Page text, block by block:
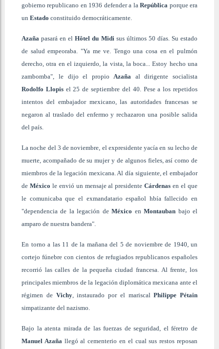
gobierno republicano en 1936 defender a laRepública porque era
un Estado constituido democráticamente.
Azaña pasará en elHôtel du Midi sus últimos 50 días. Su estado
de salud empeoraba. "Ya me ve. Tengo una cosa en el pulmón
derecho, otra en el izquierdo, la vista, la boca... Estoy hecho una
zambomba", le dijo el propio Azaña al dirigente socialista
Rodolfo Llopisel 25 de septiembre del 40. Pese a los repetidos
intentos del embajador mexicano, las autoridades francesas se
negaron al traslado del enfermo y rechazaron una posible salida
del país.
La noche del 3 de noviembre, el expresidente yacía en su lecho de
muerte, acompañado de su mujer y de algunos fieles, así como de
miembros de la legación mexicana. Al día siguiente, el embajador
de México le envió un mensaje al presidenteCárdenas en el que
le comunicaba que el exmandatario español hbía fallecido en
"dependencia de la legación deMéxico enMontauban bajo el
amparo de nuestra bandera".
En torno a las 11 de la mañana del 5 de noviembre de 1940, un
cortejo fúnebre con cientos de refugiados republicanos españoles
recorrió las calles de la pequeña ciudad francesa. Al frente, los
principales miembros de la legación diplomática mexicana ante el
régimen de Vichy, instaurado por el mariscalPhilippe Pétain
simpatizante del nazismo.
Bajo la atenta mirada de las fuerzas de seguridad, el féretro de
Manuel Azaña llegó al cementerio en el cual sus restos reposan